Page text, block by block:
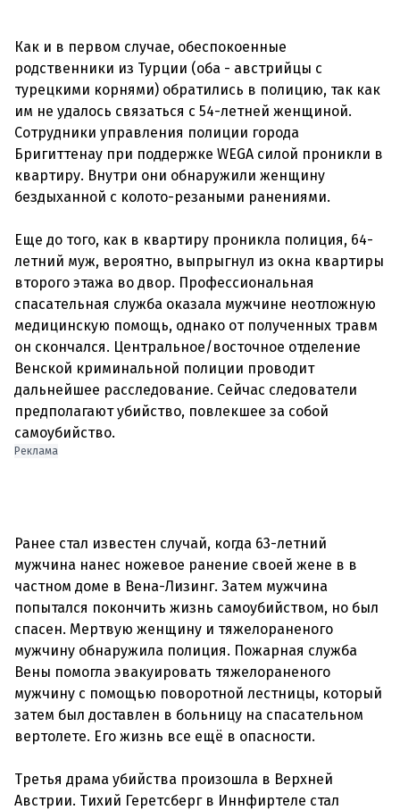
Как и в первом случае, обеспокоенные
родственники из Турции (оба - австрийцы с
турецкими корнями) обратились в полицию, так как
им не удалось связаться с 54-летней женщиной.
Сотрудники управления полиции города
Бригиттенау при поддержке WEGA силой проникли в
квартиру. Внутри они обнаружили женщину
бездыханной с колото-резаными ранениями.
Еще до того, как в квартиру проникла полиция, 64-
летний муж, вероятно, выпрыгнул из окна квартиры
второго этажа во двор. Профессиональная
спасательная служба оказала мужчине неотложную
медицинскую помощь, однако от полученных травм
он скончался. Центральное/восточное отделение
Венской криминальной полиции проводит
дальнейшее расследование. Сейчас следователи
предполагают убийство, повлекшее за собой
Реклама
Ранее стал известен случай, когда 63-летний
мужчина нанес ножевое ранение своей жене в в
частном доме в Вена-Лизинг. Затем мужчина
попытался покончить жизнь самоубийством, но был
спасен. Мертвую женщину и тяжелораненого
мужчину обнаружила полиция. Пожарная служба
Вены помогла эвакуировать тяжелораненого
мужчину с помощью поворотной лестницы, который
затем был доставлен в больницу на спасательном
вертолете. Его жизнь все ещё в опасности.
Третья драма убийства произошла в Верхней
Австрии. Тихий Геретсберг в Иннфиртеле стал